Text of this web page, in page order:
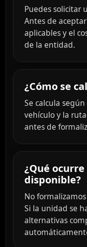
Puedes solicitar
Antes de
aplicables y el
de la entidad.
¿Cómo se
Se calcula
vehículo y la
antes de
¿Qué
disponible?
No
Si la unidad se
alternativas